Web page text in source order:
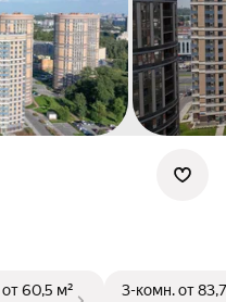
от 60,5 м²
3-комн.от